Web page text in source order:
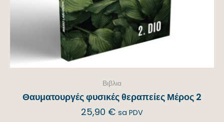
Βιβλια
Θαυματουργές φυσικές θεραπείες Μέρος 2
25,90 € sa PDV